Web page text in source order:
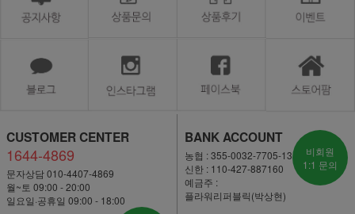
CUSTOMER CENTER
1644-4869
문자상담 010-4407-4869
월~토 09:00 - 20:00
일요일·공휴일 09:00 - 18:00
BANK ACCOUNT
농협 : 355-0032-7705-13
신한 : 110-427-887160
예금주 :
플라워리퍼블릭(박상현)
비회원
1:1 문의